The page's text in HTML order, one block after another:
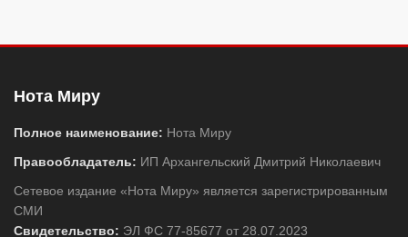
Нота Миру
Полное наименование: Нота Миру
Правообладатель: ИП Архангельский Дмитрий Николаевич
Сетевое издание «Нота Миру» является зарегистрированным
СМИ
Свидетельство: ЭЛ ФС 77-85677 от 28.07.2023